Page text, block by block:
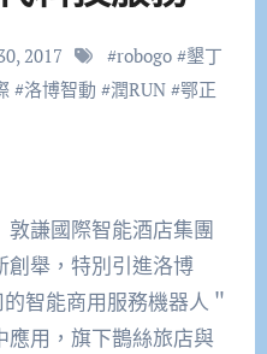
2017 #robogo #墾丁
#洛博智動 #潤RUN#鄂正
創舉，特別引進洛博
智能商用服務機器人＂
應用，旗下鵲絲旅店與